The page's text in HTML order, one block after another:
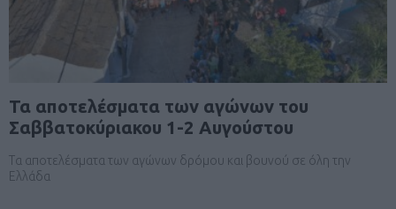
Τα αποτελέσματα των αγώνων του
Σαββατοκύριακου 1-2 Αυγούστου
Τα αποτελέσματα των αγώνων δρόμου και βουνού σε όλη την
Ελλάδα